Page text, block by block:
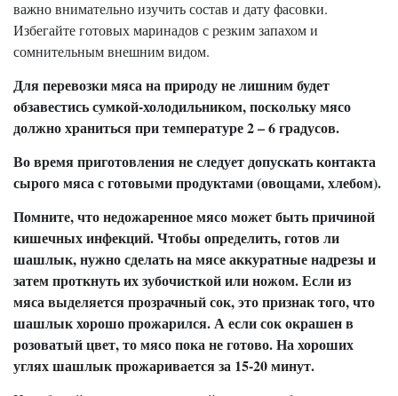
важно внимательно изучить состав и дату фасовки.
Избегайте готовых маринадов с резким запахом и
сомнительным внешним видом.
Для перевозки мяса на природу не лишним будет
обзавестись сумкой-холодильником, поскольку мясо
должно храниться при температуре 2 – 6 градусов.
Во время приготовления не следует допускать контакта
сырого мяса с готовыми продуктами (овощами, хлебом).
Помните, что недожаренное мясо может быть причиной
кишечных инфекций. Чтобы определить, готов ли
шашлык, нужно сделать на мясе аккуратные надрезы и
затем проткнуть их зубочисткой или ножом. Если из
мяса выделяется прозрачный сок, это признак того, что
шашлык хорошо прожарился. А если сок окрашен в
розоватый цвет, то мясо пока не готово. На хороших
углях шашлык прожаривается за 15-20 минут.